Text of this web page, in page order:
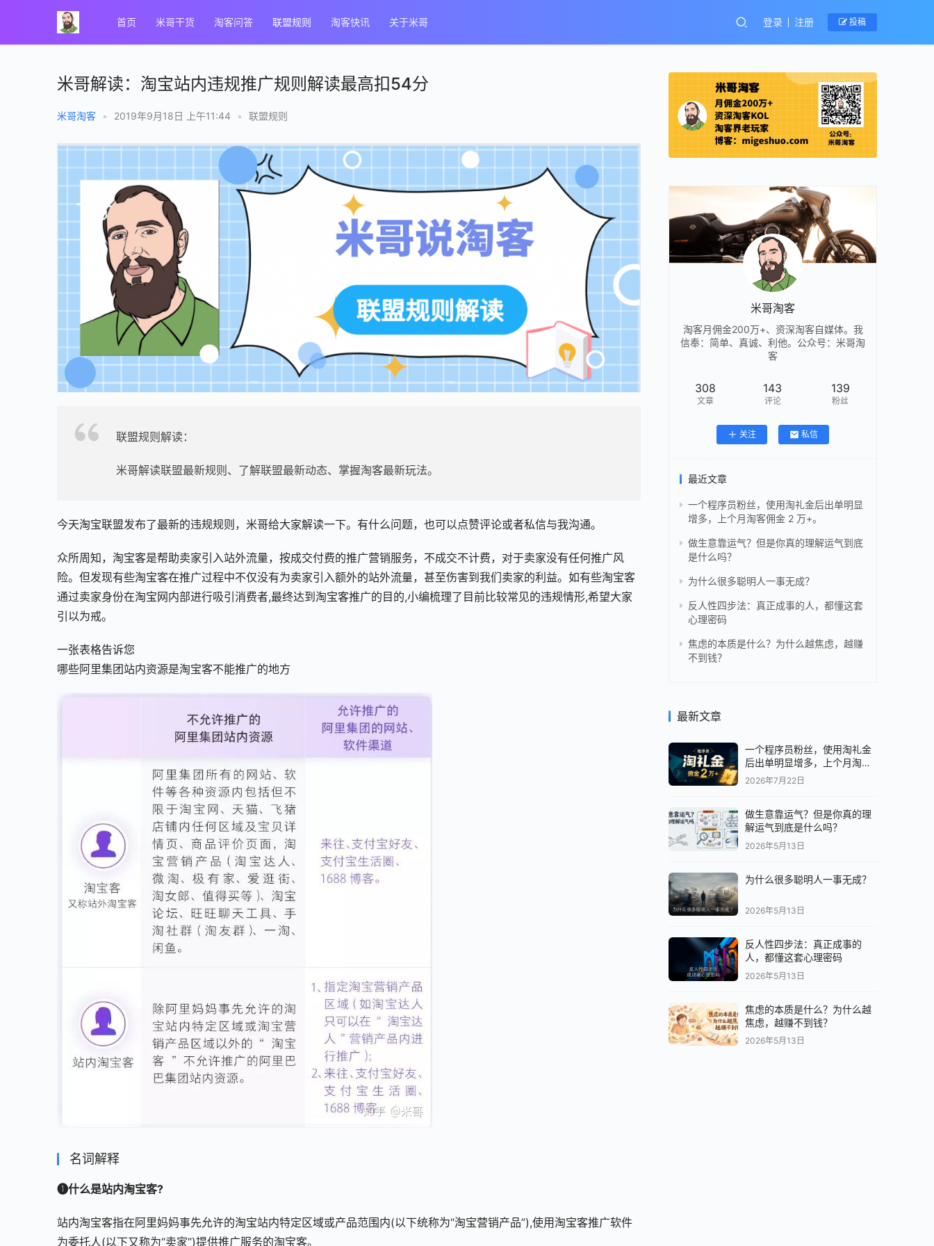
首页 米哥干货 淘客问答 联盟规则 淘客快讯 关于米哥 登录 注册 投稿
米哥解读：淘宝站内违规推广规则解读最高扣54分
米哥淘客 • 2019年9月18日 上午11:44 • 联盟规则
联盟规则解读：
米哥解读联盟最新规则、了解联盟最新动态、掌握淘客最新玩法。
今天淘宝联盟发布了最新的违规规则，米哥给大家解读一下。有什么问题，也可以点赞评论或者私信与我沟通。
众所周知，淘宝客是帮助卖家引入站外流量，按成交付费的推广营销服务，不成交不计费，对于卖家没有任何推广风
险。但发现有些淘宝客在推广过程中不仅没有为卖家引入额外的站外流量，甚至伤害到我们卖家的利益。如有些淘宝客
通过卖家身份在淘宝网内部进行吸引消费者,最终达到淘宝客推广的目的,小编梳理了目前比较常见的违规情形,希望大家
引以为戒。
一张表格告诉您
哪些阿里集团站内资源是淘宝客不能推广的地方
名词解释
➊什么是站内淘宝客?
站内淘宝客指在阿里妈妈事先允许的淘宝站内特定区域或产品范围内(以下统称为“淘宝营销产品”),使用淘宝客推广软件
为委托人(以下又称为“卖家”)提供推广服务的淘宝客。
米哥淘客
淘客月佣金200万+、资深淘客自媒体。我
信奉：简单、真诚、利他。公众号：米哥淘
客
308
文章
143
评论
139
粉丝
关注 私信
最近文章
一个程序员粉丝，使用淘礼金后出单明显
增多，上个月淘客佣金 2 万+。
做生意靠运气？但是你真的理解运气到底
是什么吗？
为什么很多聪明人一事无成？
反人性四步法：真正成事的人，都懂这套
心理密码
焦虑的本质是什么？为什么越焦虑，越赚
不到钱？
最新文章
一个程序员粉丝，使用淘礼金
后出单明显增多，上个月淘客
佣金 2 万+。
2026年7月22日
做生意靠运气？但是你真的理
解运气到底是什么吗？
2026年5月13日
为什么很多聪明人一事无成？
2026年5月13日
反人性四步法：真正成事的
人，都懂这套心理密码
2026年5月13日
焦虑的本质是什么？为什么越
焦虑，越赚不到钱？
2026年5月13日